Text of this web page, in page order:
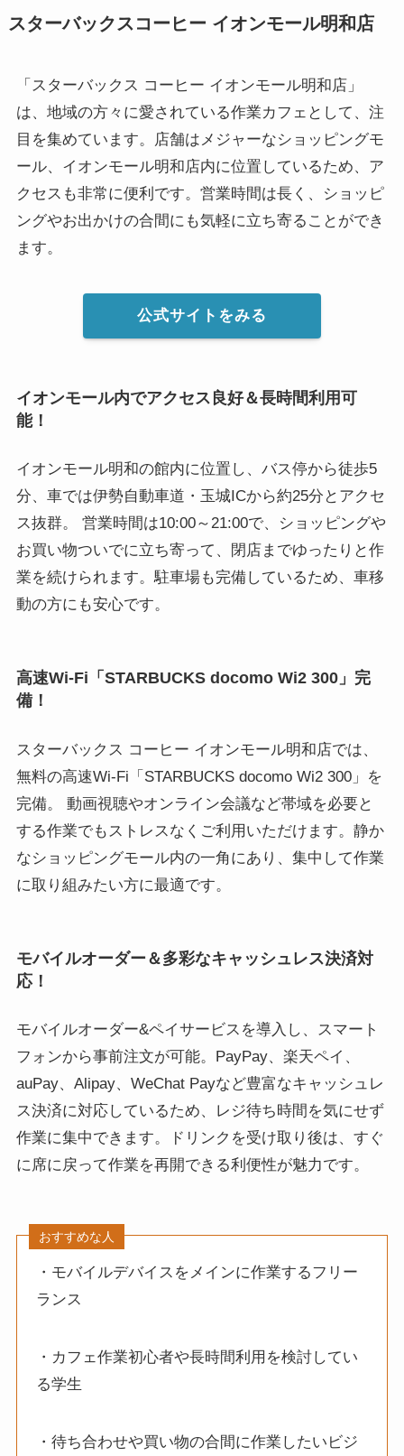
スターバックスコーヒー イオンモール明和店
「スターバックス コーヒー イオンモール明和店」
は、地域の方々に愛されている作業カフェとして、注
目を集めています。店舗はメジャーなショッピングモ
ール、イオンモール明和店内に位置しているため、ア
クセスも非常に便利です。営業時間は長く、ショッピ
ングやお出かけの合間にも気軽に立ち寄ることができ
ます。
公式サイトをみる
イオンモール内でアクセス良好＆長時間利用可
能！
イオンモール明和の館内に位置し、バス停から徒歩5
分、車では伊勢自動車道・玉城ICから約25分とアクセ
ス抜群。 営業時間は10:00～21:00で、ショッピングや
お買い物ついでに立ち寄って、閉店までゆったりと作
業を続けられます。駐車場も完備しているため、車移
動の方にも安心です。
高速Wi-Fi「STARBUCKS docomo Wi2 300」完
備！
スターバックス コーヒー イオンモール明和店では、
無料の高速Wi-Fi「STARBUCKS docomo Wi2 300」を
完備。 動画視聴やオンライン会議など帯域を必要と
する作業でもストレスなくご利用いただけます。静か
なショッピングモール内の一角にあり、集中して作業
に取り組みたい方に最適です。
モバイルオーダー＆多彩なキャッシュレス決済対
応！
モバイルオーダー&ペイサービスを導入し、スマート
フォンから事前注文が可能。PayPay、楽天ペイ、
auPay、Alipay、WeChat Payなど豊富なキャッシュレ
ス決済に対応しているため、レジ待ち時間を気にせず
作業に集中できます。ドリンクを受け取り後は、すぐ
に席に戻って作業を再開できる利便性が魅力です。
おすすめな人
・モバイルデバイスをメインに作業するフリー
ランス
・カフェ作業初心者や長時間利用を検討してい
る学生
・待ち合わせや買い物の合間に作業したいビジ